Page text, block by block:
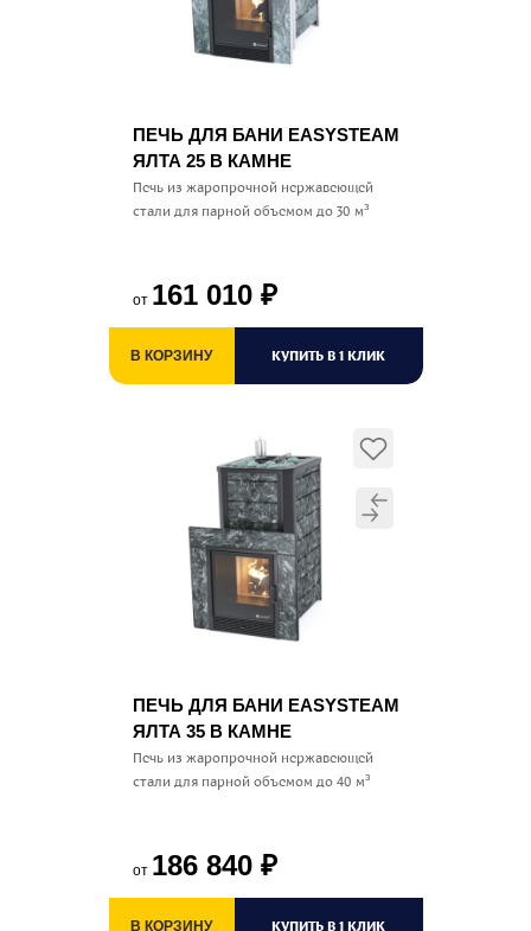
ПЕЧЬ ДЛЯ БАНИ EASYSTEAM
ЯЛТА 25 В КАМНЕ
Печь из жаропрочной нержавеющей
стали для парной объемом до 30 м³
от 161 010 ₽
В КОРЗИНУ КУПИТЬ В 1 КЛИК
ПЕЧЬ ДЛЯ БАНИ EASYSTEAM
ЯЛТА 35 В КАМНЕ
Печь из жаропрочной нержавеющей
стали для парной объемом до 40 м³
от 186 840 ₽
В КОРЗИНУ КУПИТЬ В 1 КЛИК